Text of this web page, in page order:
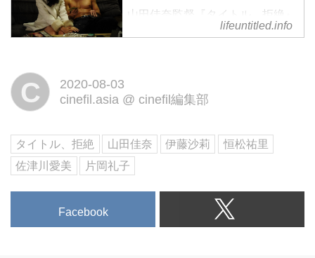
山田佳奈監督『タイトル、拒絶』
lifeuntitled.info
C
2020-08-03
cinefil.asia @ cinefil編集部
タイトル、拒絶 山田佳奈 伊藤沙莉
恒松祐里
佐津川愛美
片岡礼子
Facebook